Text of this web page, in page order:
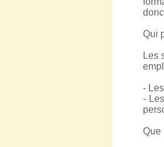
Qui
Les
-
-
Que